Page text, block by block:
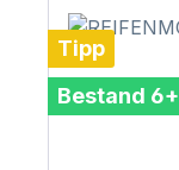
Tipp
Bestand 6+